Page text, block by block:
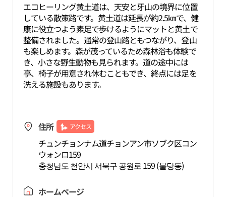
エコヒーリング黄土道は、天安と牙山の境界に位置
している散策路です。黄土道は延長が約2.5㎞で、健
康に役立つよう素足で歩けるようにマットと黄土で
整備されました。通常の登山路ともつながり、登山
も楽しめます。森が茂っているため森林浴も体験で
き、小さな野生動物も見られます。道の途中には
亭、椅子が用意され休むこともでき、終点には足を
洗える施設もあります。
住所 アクセス
チュンチョンナム道チョンアン市ソブク区コン
ウォンロ159
충청남도 천안시 서북구 공원로 159 (불당동)
ホームページ